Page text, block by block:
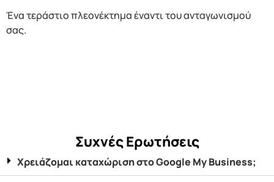
Ένα τεράστιο πλεονέκτημα έναντι του ανταγωνισμού
σας.
Συχνές Ερωτήσεις
Χρειάζομαι καταχώριση στο Google My Business;